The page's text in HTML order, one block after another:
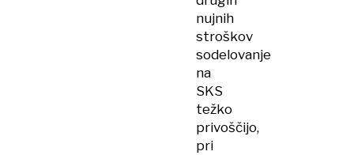
nujnih
stroškov
sodelovanje
na
SKS
težko
privoščijo,
pri